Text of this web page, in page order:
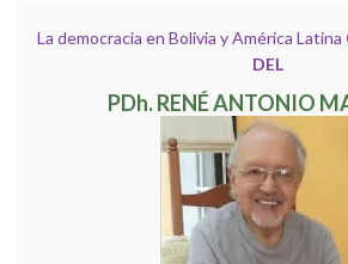
La democracia en Bolivia y América Latina
DEL
PDh. RENÉ ANTONIO